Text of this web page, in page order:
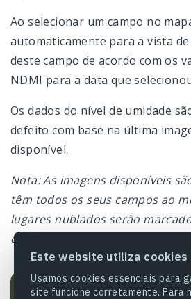
Este website utiliza cookies
Usamos cookies essenciais para
site funcione corretamente. Para
Ao selecionar um campo no
automaticamente para a vista
deste campo de acordo com os
NDMI para a data que
Os dados do nível de umidade
defeito com base na última
disponível.
Nota: As imagens disponíveis
têm todos os seus campos ao
lugares nublados serão
correspondente.